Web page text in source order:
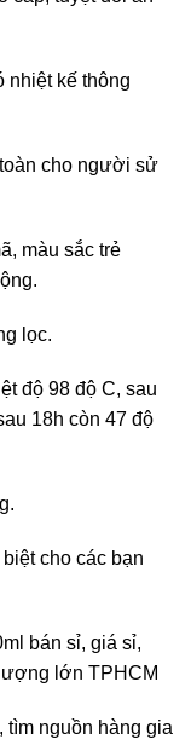
nhiệt kế thông
cho người sử
màu sắc trẻ
lọc.
độ 98 độ C, sau
18h còn 47 độ
cho các bạn
bán sỉ, giá sỉ,
lớn TPHCM
tìm nguồn hàng gia